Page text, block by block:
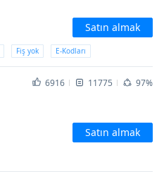
Satın almak
Fiş yok E-Kodları
6916 11775
97%
Satın almak